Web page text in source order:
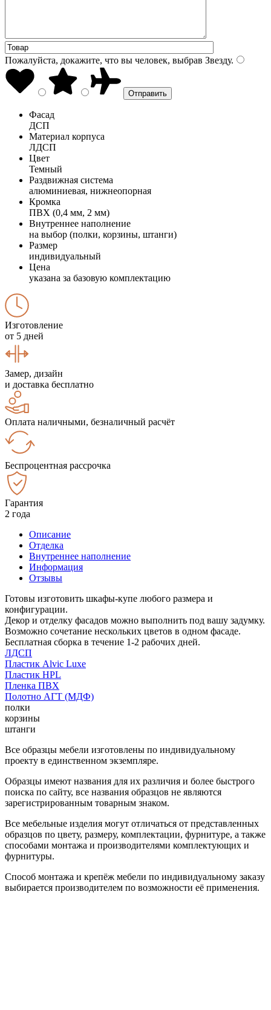
Пожалуйста, докажите, что вы человек, выбрав Звезду.
Фасад
ДСП
Материал корпуса
ЛДСП
Цвет
Темный
Раздвижная система
алюминиевая, нижнеопорная
Кромка
ПВХ (0,4 мм, 2 мм)
Внутреннее наполнение
на выбор (полки, корзины, штанги)
Размер
индивидуальный
Цена
указана за базовую комплектацию
Изготовление
от 5 дней
Замер, дизайн
и доставка бесплатно
Оплата наличными, безналичный расчёт
Беспроцентная рассрочка
Гарантия
2 года
Описание
Отделка
Внутреннее наполнение
Информация
Отзывы
Готовы изготовить шкафы-купе любого размера и
конфигурации.
Декор и отделку фасадов можно выполнить под вашу задумку.
Возможно сочетание нескольких цветов в одном фасаде.
Бесплатная сборка в течение 1-2 рабочих дней.
ЛДСП
Пластик Alvic Luxe
Пластик HPL
Пленка ПВХ
Полотно АГТ (МДФ)
полки
корзины
штанги
Все образцы мебели изготовлены по индивидуальному
проекту в единственном экземпляре.
Образцы имеют названия для их различия и более быстрого
поиска по сайту, все названия образцов не являются
зарегистрированным товарным знаком.
Все мебельные изделия могут отличаться от представленных
образцов по цвету, размеру, комплектации, фурнитуре, а также
способами монтажа и производителями комплектующих и
фурнитуры.
Способ монтажа и крепёж мебели по индивидуальному заказу
выбирается производителем по возможности её применения.